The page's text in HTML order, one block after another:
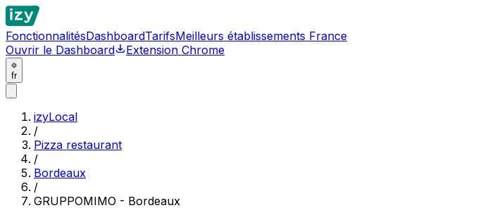
FonctionnalitésDashboardTarifsMeilleurs établissements France
Ouvrir le Dashboard
Extension Chrome
fr
izyLocal
/
Pizza restaurant
/
Bordeaux
/
GRUPPOMIMO - Bordeaux